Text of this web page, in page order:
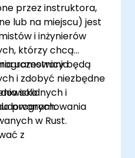
techniki
w celu
złożonych
Rust.
przez instruktora,
lub na miejscu) jest
i inżynierów
którzy chcą
i zdobyć niezbędne
solidnych i
uczestnicy będą
programowania
w Rust.
z